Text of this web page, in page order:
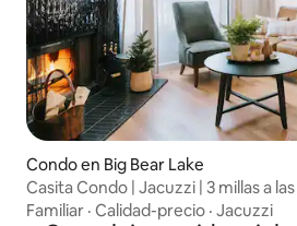
Condo en Big Bear Lake
Casita Condo | Jacuzzi | 3 millas a
Familiar · Calidad-precio · Jacuzzi